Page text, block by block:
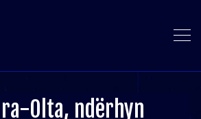
Olta, ndërhyn